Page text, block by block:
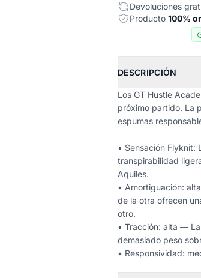
Devoluciones
Producto 100%
DESCRIPCIÓN
Los GT Hustle
próximo partido. La
espumas
• Sensación Flyknit:
transpirabilidad
Aquiles.
• Amortiguación:
de la otra ofrecen
otro.
• Tracción: alta —
demasiado peso
• Responsividad: